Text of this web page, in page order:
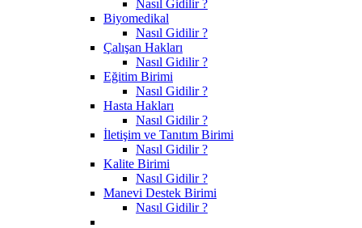
Nasıl Gidilir ?
Biyomedikal
Nasıl Gidilir ?
Çalışan Hakları
Nasıl Gidilir ?
Eğitim Birimi
Nasıl Gidilir ?
Hasta Hakları
Nasıl Gidilir ?
İletişim ve Tanıtım Birimi
Nasıl Gidilir ?
Kalite Birimi
Nasıl Gidilir ?
Manevi Destek Birimi
Nasıl Gidilir ?